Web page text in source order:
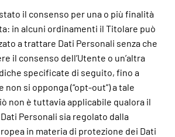
il consenso per una o più finalità
in alcuni ordinamenti il Titolare può
a trattare Dati Personali senza che
il consenso dell’Utente o un’altra
specificate di seguito, fino a
non si opponga (“opt-out”) a tale
non è tuttavia applicabile qualora il
Personali sia regolato dalla
in materia di protezione dei Dati